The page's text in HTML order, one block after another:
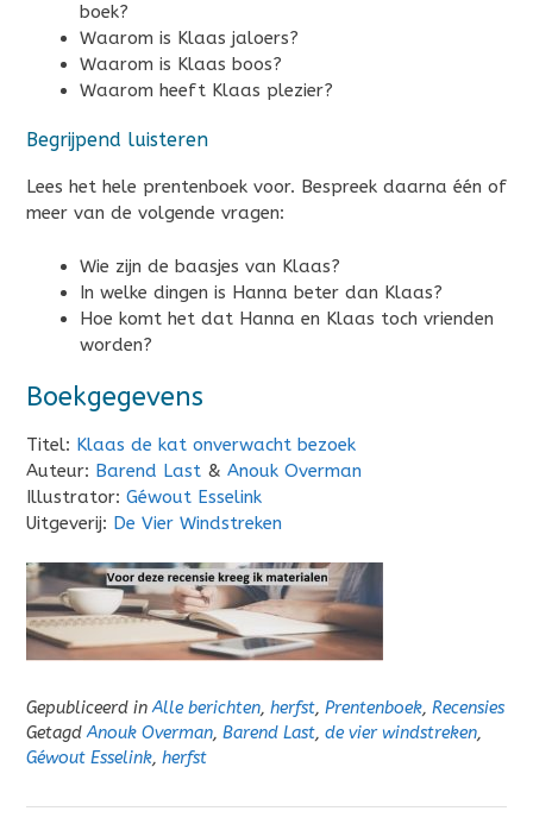
boek?
Waarom is Klaas jaloers?
Waarom is Klaas boos?
Waarom heeft Klaas plezier?
Begrijpend luisteren
Lees het hele prentenboek voor. Bespreek daarna één of
meer van de volgende vragen:
Wie zijn de baasjes van Klaas?
In welke dingen is Hanna beter dan Klaas?
Hoe komt het dat Hanna en Klaas toch vrienden
worden?
Boekgegevens
Titel: Klaas de kat onverwacht bezoek
Auteur: Barend Last & Anouk Overman
Illustrator: Géwout Esselink
Uitgeverij: De Vier Windstreken
Gepubliceerd inAlle berichten, herfst, Prentenboek, Recensies
GetagdAnouk Overman, Barend Last, de vier windstreken,
Géwout Esselink, herfst